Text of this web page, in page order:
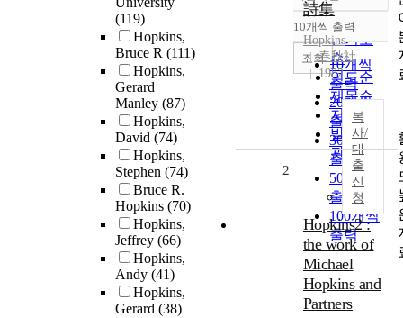
(119)
Hopkins,
Bruce R (111)
Hopkins,
Gerard
Manley (87)
Hopkins,
David (74)
Hopkins,
Stephen (74)
Bruce R.
Hopkins (70)
Hopkins,
Jeffrey (66)
Hopkins,
Andy (41)
Hopkins,
Gerard (38)
순
인기도
순
연도순
제목순
저자순
발행기
관순
내림차순
10개씩 출력
10개씩
출력
20개씩
출력
30개씩
출력
50개씩
출력
100개씩
출력
조회
詩集
Hopkins
春秋社
1982
복
사/
대
출
신
청
2
Hopkins2 :
the work of
Michael
Hopkins and
Partners